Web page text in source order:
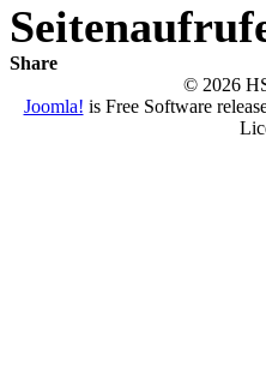
Share
© 2026
Joomla! is Free Software